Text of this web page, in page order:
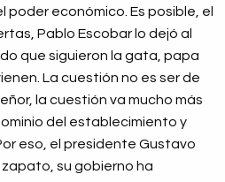
económico. Es posible, el
Pablo Escobar lo dejó al
que siguieron la gata, papa
La cuestión no es ser de
la cuestión va mucho más
del establecimiento y
eso, el presidente Gustavo
su gobierno ha